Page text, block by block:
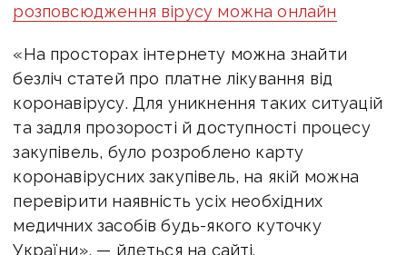
розповсюдження вірусу можна онлайн
«На просторах інтернету можна знайти
безліч статей про платне лікування від
коронавірусу. Для уникнення таких ситуацій
та задля прозорості й доступності процесу
закупівель, було розроблено карту
коронавірусних закупівель, на якій можна
перевірити наявність усіх необхідних
медичних засобів будь-якого куточку
України», — йдеться на сайті.